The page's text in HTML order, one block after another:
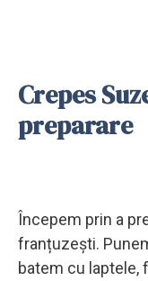
Crepes
preparare
Începem prin a
franțuzești.
batem cu laptele,